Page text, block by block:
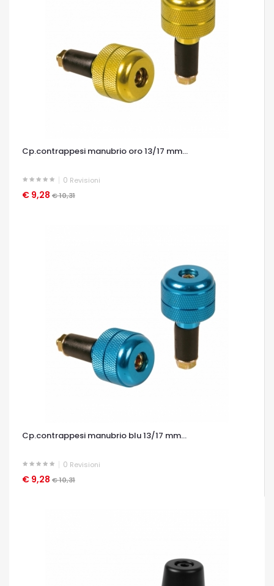
Cp.contrappesi manubrio oro 13/17 mm...
0 Revisioni
€ 9,28 € 10,31
OCCHIATA VELOCE
Cp.contrappesi manubrio blu 13/17 mm...
0 Revisioni
€ 9,28 € 10,31
OCCHIATA VELOCE